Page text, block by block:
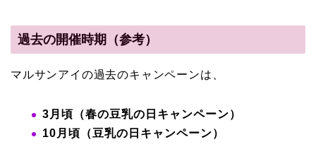
過去の開催時期（参考）
マルサンアイの過去のキャンペーンは、
3月頃（春の豆乳の日キャンペーン）
10月頃（豆乳の日キャンペーン）